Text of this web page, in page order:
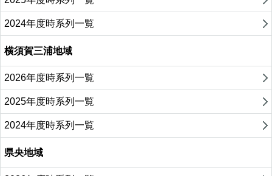
2024年度時系列一覧
横須賀三浦地域
2026年度時系列一覧
2025年度時系列一覧
2024年度時系列一覧
県央地域